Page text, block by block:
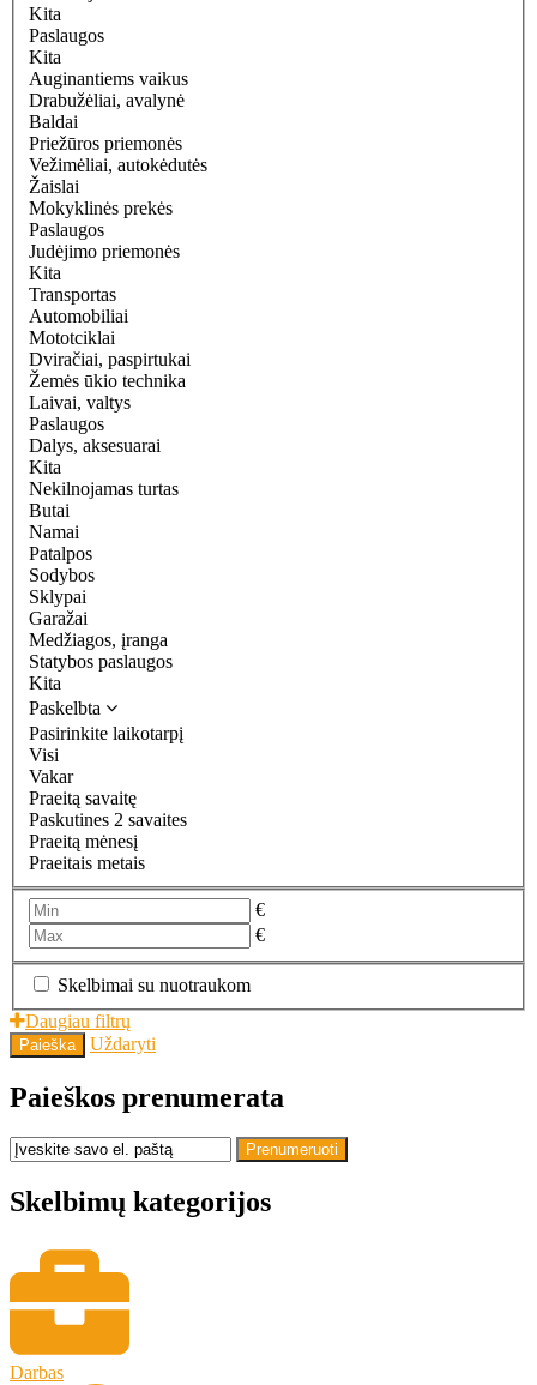
Kita
Paslaugos
Kita
Auginantiems vaikus
Drabužėliai, avalynė
Baldai
Priežūros priemonės
Vežimėliai, autokėdutės
Žaislai
Mokyklinės prekės
Paslaugos
Judėjimo priemonės
Kita
Transportas
Automobiliai
Mototciklai
Dviračiai, paspirtukai
Žemės ūkio technika
Laivai, valtys
Paslaugos
Dalys, aksesuarai
Kita
Nekilnojamas turtas
Butai
Namai
Patalpos
Sodybos
Sklypai
Garažai
Medžiagos, įranga
Statybos paslaugos
Kita
Paskelbta
Pasirinkite laikotarpį
Visi
Vakar
Praeitą savaitę
Paskutines 2 savaites
Praeitą mėnesį
Praeitais metais
€
€
Skelbimai su nuotraukom
Daugiau filtrų
Paieška Uždaryti
Paieškos prenumerata
Prenumeruoti
Skelbimų kategorijos
Darbas